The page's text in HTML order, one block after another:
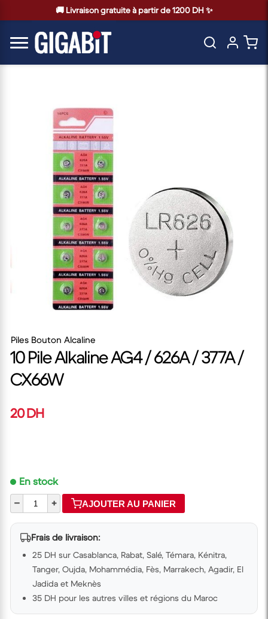
🚚 Livraison gratuite à partir de 1200 DH ✨
Piles Bouton Alcaline
10 Pile Alkaline AG4 / 626A / 377A /
CX66W
20 DH
En stock
–
+ AJOUTER AU PANIER
Frais de livraison:
25 DH sur Casablanca, Rabat, Salé, Témara, Kénitra,
Tanger, Oujda, Mohammédia, Fès, Marrakech, Agadir, El
Jadida et Meknès
35 DH pour les autres villes et régions du Maroc